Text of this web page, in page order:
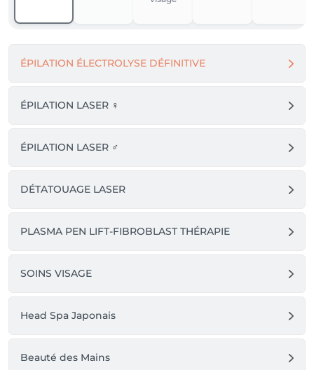
ÉPILATION ÉLECTROLYSE DÉFINITIVE
ÉPILATION LASER ♀️
ÉPILATION LASER ♂️
DÉTATOUAGE LASER
PLASMA PEN LIFT-FIBROBLAST THÉRAPIE
SOINS VISAGE
Head Spa Japonais
Beauté des Mains